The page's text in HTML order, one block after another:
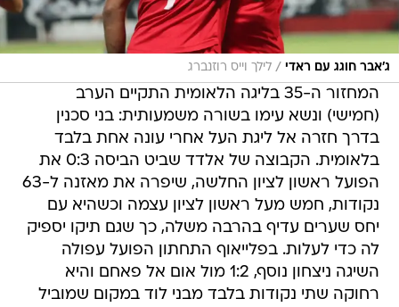
ג'אבר חוגג עם ראדי / לילך וייס רוזנברג
המחזור ה-35 בליגה הלאומית התקיים הערב
(חמישי) ונשא עימו בשורה משמעותית: בני סכנין
בדרך חזרה אל ליגת העל אחרי עונה אחת בלבד
בלאומית. הקבוצה של אלדד שביט הביסה 0:3 את
הפועל ראשון לציון החלשה, שיפרה את מאזנה ל-63
נקודות, חמש מעל ראשון לציון עצמה וכשהיא עם
יחס שערים עדיף בהרבה משלה, כך שגם תיקו יספיק
לה כדי לעלות. בפלייאוף התחתון הפועל עפולה
השיגה ניצחון נוסף, 1:2 מול אום אל פאחם והיא
רחוקה שתי נקודות בלבד מבני לוד במקום שמוביל